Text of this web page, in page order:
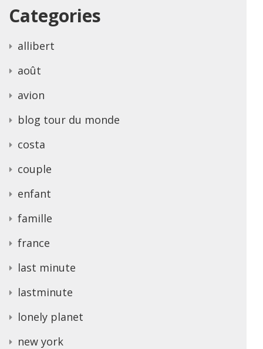
Categories
allibert
août
avion
blog tour du monde
costa
couple
enfant
famille
france
last minute
lastminute
lonely planet
new york